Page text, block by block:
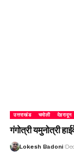
उत्तराखंड चमोली देहरादून
गंगोत्री यमुनोत्री
Lokesh Badoni